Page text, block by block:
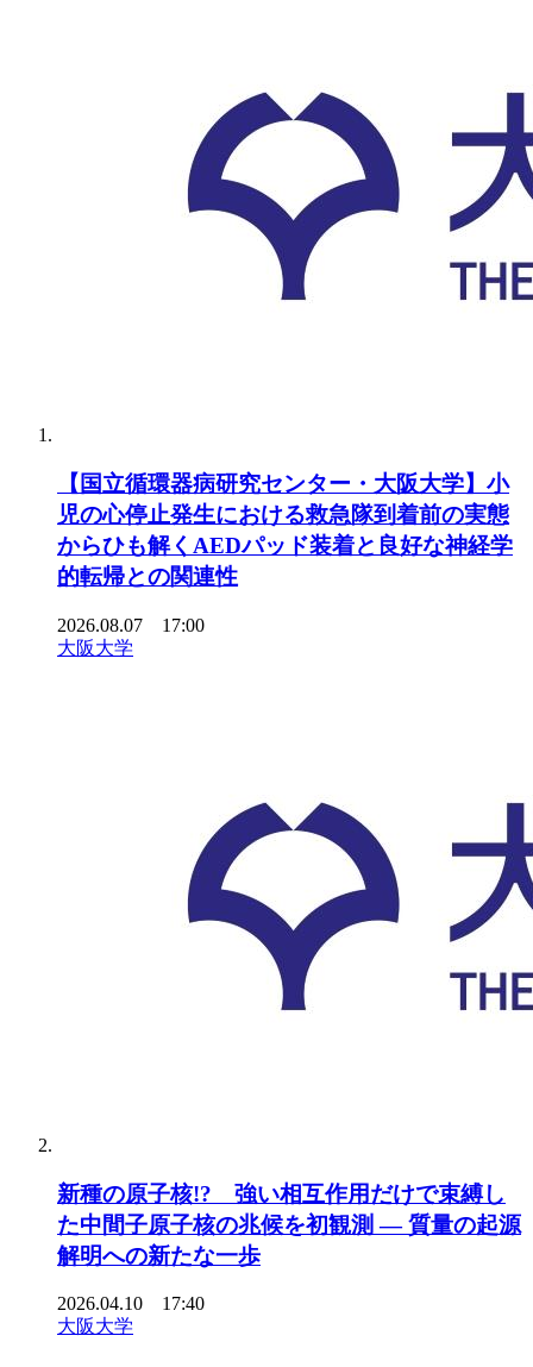
【国立循環器病研究センター・大阪大学】小
児の心停止発生における救急隊到着前の実態
からひも解くAEDパッド装着と良好な神経学
的転帰との関連性
2026.08.07 17:00
大阪大学
新種の原子核!? 強い相互作用だけで束縛し
た中間子原子核の兆候を初観測 ― 質量の起源
解明への新たな一歩
2026.04.10 17:40
大阪大学